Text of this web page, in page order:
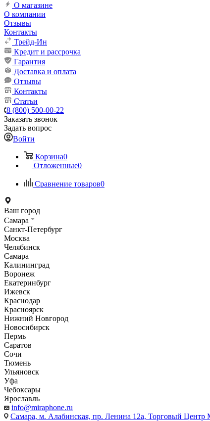
О магазине
О компании
Отзывы
Контакты
Трейд-Ин
Кредит и рассрочка
Гарантия
Доставка и оплата
Отзывы
Контакты
Статьи
8 (800) 500-00-22
Заказать звонок
Задать вопрос
Войти
Корзина0
Отложенные0
Сравнение товаров0
Ваш город
Самара
Санкт-Петербург
Москва
Челябинск
Самара
Калининград
Воронеж
Екатеринбург
Ижевск
Краснодар
Красноярск
Нижний Новгород
Новосибирск
Пермь
Саратов
Сочи
Тюмень
Ульяновск
Уфа
Чебоксары
Ярославль
info@miraphone.ru
Самара, м. Алабинская, пр. Ленина 12а, Торговый Центр